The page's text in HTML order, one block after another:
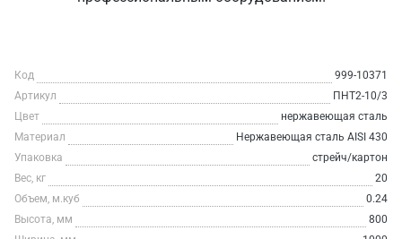
Код
999-10371
Артикул
ПНТ2-10/3
Цвет
нержавеющая сталь
Материал
Нержавеющая сталь AISI 430
Упаковка
стрейч/картон
Вес, кг
20
Объем, м.куб
0.24
Высота, мм
800